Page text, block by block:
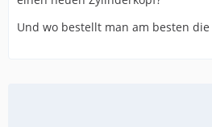
Und wo bestellt man am besten